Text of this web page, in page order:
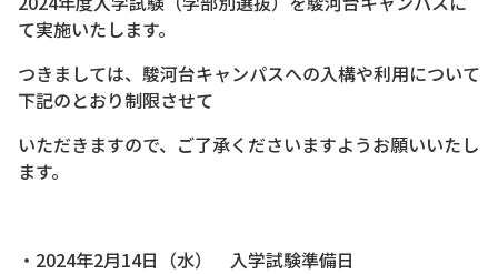
て実施いたします。
つきましては、駿河台キャンパスへの入構や利用について
下記のとおり制限させて
いただきますので、ご了承くださいますようお願いいたし
ます。
・2024年2月14日（水） 入学試験準備日